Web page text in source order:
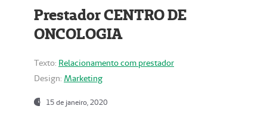
Prestador CENTRO DE
ONCOLOGIA
Texto: Relacionamento com prestador
Design: Marketing
15 de janeiro, 2020